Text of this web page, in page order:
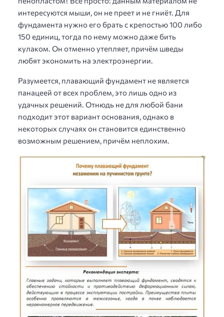
интересуются мыши, он не преет и не гниёт. Для
фундамента нужно его брать с крепостью 100 либо
150 единиц, тогда по нему можно даже бить
кулаком. Он отменно утепляет, причём шведы
любят экономить на электроэнергии.
Разумеется, плавающий фундамент не является
панацеей от всех проблем, это лишь одно из
удачных решений. Отнюдь не для любой бани
подходит этот вариант основания, однако в
некоторых случаях он становится единственно
возможным решением, причём неплохим.